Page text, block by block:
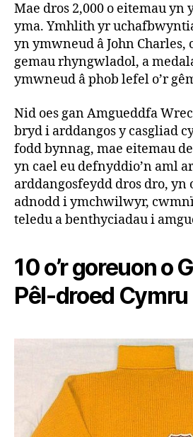
Mae dros 2,000 o eitemau yn
yma. Ymhlith yr
yn ymwneud â John Charles,
gemau rhyngwladol, a
ymwneud â phob lefel o’r
Nid oes gan Amgueddfa
bryd i arddangos y casgliad
fodd bynnag, mae eitemau
yn cael eu defnyddio’n aml
arddangosfeydd dros dro, yn
adnodd i ymchwilwyr,
teledu a benthyciadau i
10 o’r goreuon o
Pêl-droed Cymru